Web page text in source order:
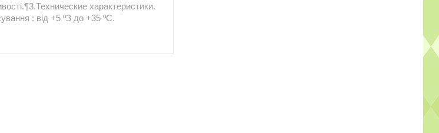
характеристики.
: від +5 ºЗ до +35 ºС.